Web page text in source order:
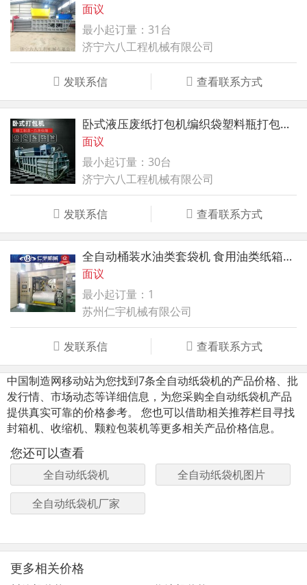
面议
最小起订量：31台
济宁六八工程机械有限公司
发联系信 查看联系方式
卧式液压废纸打包机编织袋塑料瓶打包机全自动打包机
面议
最小起订量：30台
济宁六八工程机械有限公司
发联系信 查看联系方式
全自动桶装水油类套袋机 食用油类纸箱内自动套袋机
面议
最小起订量：1
苏州仁宇机械有限公司
发联系信 查看联系方式
中国制造网移动站为您找到7条全自动纸袋机的产品价格、批
发行情、市场动态等详细信息，为您采购全自动纸袋机产品
提供真实可靠的价格参考。 您也可以借助相关推荐栏目寻找
封箱机、收缩机、颗粒包装机等更多相关产品价格信息。
您还可以查看
全自动纸袋机
全自动纸袋机图片
全自动纸袋机厂家
更多相关价格